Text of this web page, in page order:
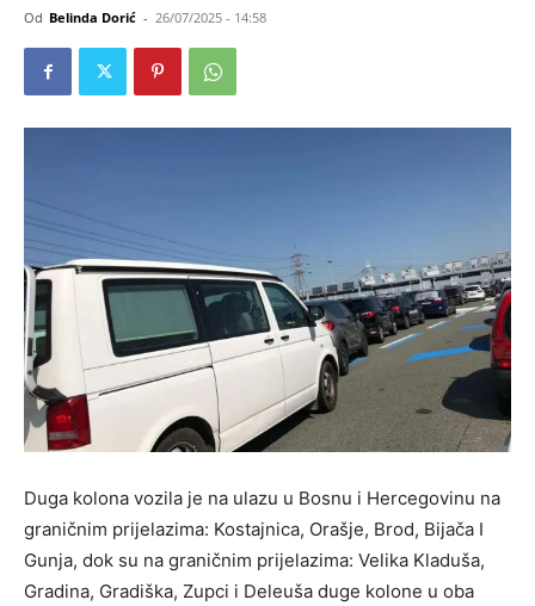
Od Belinda Dorić - 26/07/2025 - 14:58
Duga kolona vozila je na ulazu u Bosnu i Hercegovinu na
graničnim prijelazima: Kostajnica, Orašje, Brod, Bijača I
Gunja, dok su na graničnim prijelazima: Velika Kladuša,
Gradina, Gradiška, Zupci i Deleuša duge kolone u oba